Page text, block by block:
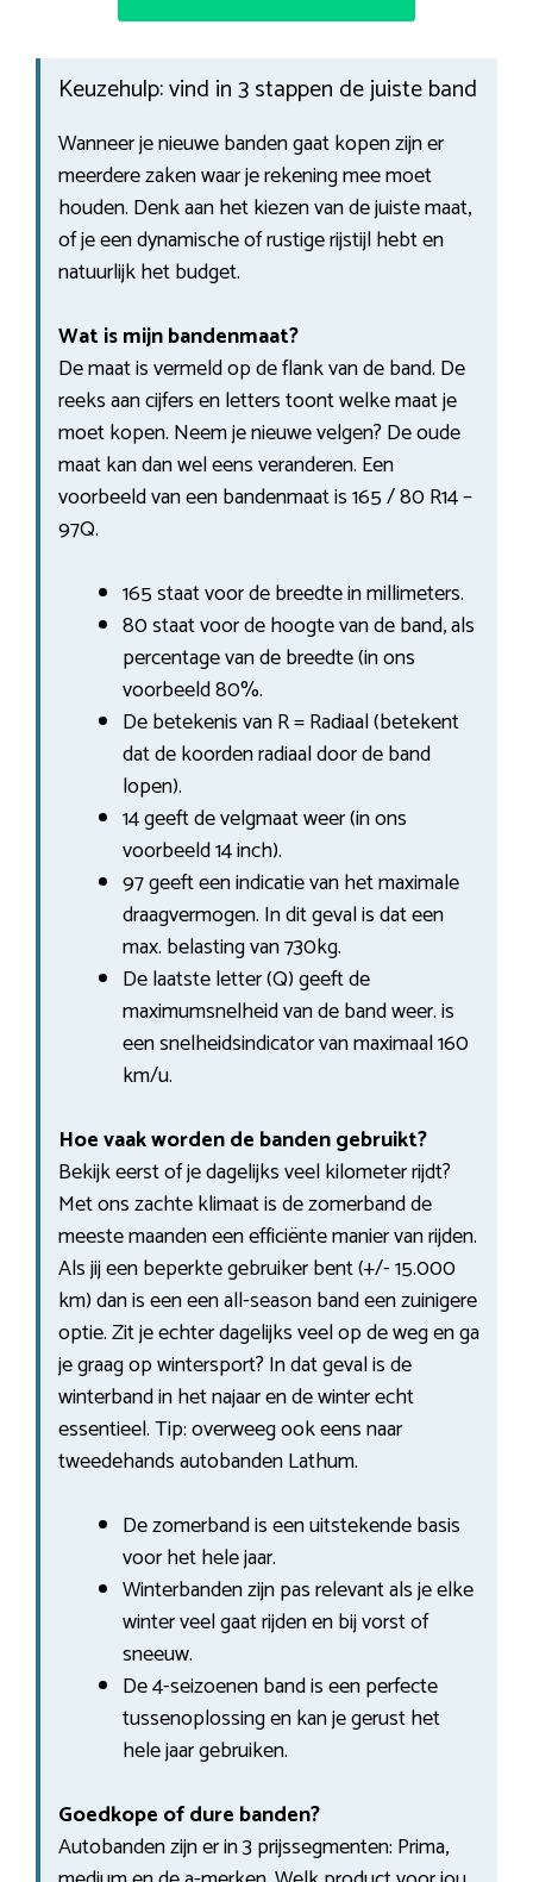
Keuzehulp: vind in 3 stappen de juiste band
Wanneer je nieuwe banden gaat kopen zijn er
meerdere zaken waar je rekening mee moet
houden. Denk aan het kiezen van de juiste maat,
of je een dynamische of rustige rijstijl hebt en
natuurlijk het budget.
Wat is mijn bandenmaat?
De maat is vermeld op de flank van de band. De
reeks aan cijfers en letters toont welke maat je
moet kopen. Neem je nieuwe velgen? De oude
maat kan dan wel eens veranderen. Een
voorbeeld van een bandenmaat is 165 / 80 R14 –
97Q.
165 staat voor de breedte in millimeters.
80 staat voor de hoogte van de band, als
percentage van de breedte (in ons
voorbeeld 80%.
De betekenis van R = Radiaal (betekent
dat de koorden radiaal door de band
lopen).
14 geeft de velgmaat weer (in ons
voorbeeld 14 inch).
97 geeft een indicatie van het maximale
draagvermogen. In dit geval is dat een
max. belasting van 730kg.
De laatste letter (Q) geeft de
maximumsnelheid van de band weer. is
een snelheidsindicator van maximaal 160
km/u.
Hoe vaak worden de banden gebruikt?
Bekijk eerst of je dagelijks veel kilometer rijdt?
Met ons zachte klimaat is de zomerband de
meeste maanden een efficiënte manier van rijden.
Als jij een beperkte gebruiker bent (+/- 15.000
km) dan is een een all-season band een zuinigere
optie. Zit je echter dagelijks veel op de weg en ga
je graag op wintersport? In dat geval is de
winterband in het najaar en de winter echt
essentieel. Tip: overweeg ook eens naar
tweedehands autobanden Lathum.
De zomerband is een uitstekende basis
voor het hele jaar.
Winterbanden zijn pas relevant als je elke
winter veel gaat rijden en bij vorst of
sneeuw.
De 4-seizoenen band is een perfecte
tussenoplossing en kan je gerust het
hele jaar gebruiken.
Goedkope of dure banden?
Autobanden zijn er in 3 prijssegmenten: Prima,